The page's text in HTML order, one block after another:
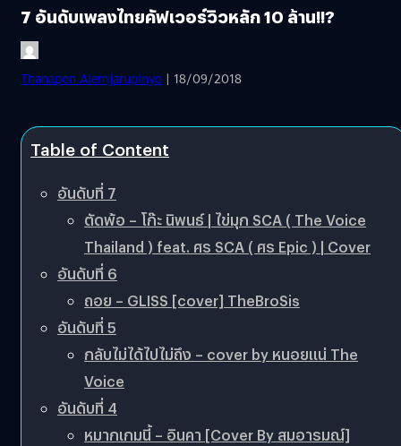
7 อันดับเพลงไทยคัฟเวอร์วิวหลัก 10 ล้าน!!?
Thanapon Aiemjarupinyo | 18/09/2018
Table of Content
อันดับที่ 7
ตัดพ้อ – โก๊ะ นิพนธ์ | ไข่มุก SCA ( The Voice
Thailand ) feat. ศร SCA ( ศร Epic ) | Cover
อันดับที่ 6
ถอย – GLISS [cover] TheBroSis
อันดับที่ 5
กลับไม่ได้ไปไม่ถึง – cover by หนอยแน่ The
Voice
อันดับที่ 4
หมากเกมนี้ – อินคา [Cover By สมอารมณ์]